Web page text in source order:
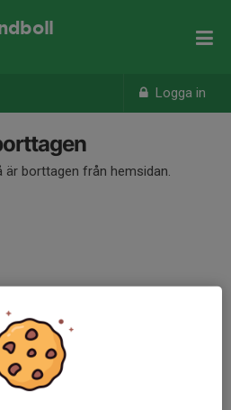
Logga in
borttagen från hemsidan.